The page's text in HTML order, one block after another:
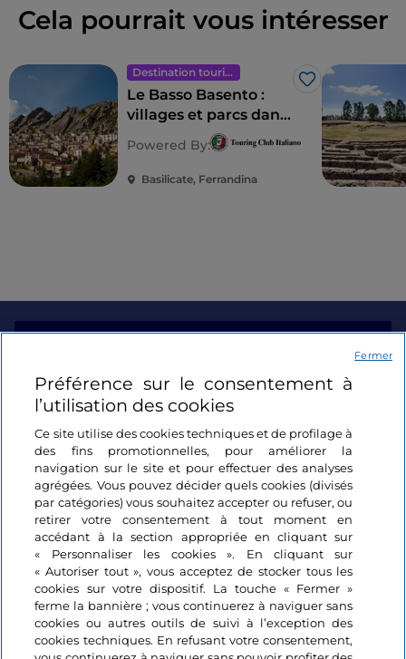
Cela pourrait vous intéresser
Destination touristique
J’aime
Le Basso Basento :
villages et parcs dans
l'arrière-pays de la
Basilicate
Powered By:
Basilicate, Ferrandina
Liens utiles
Se connecter
Suivez-nous
Préférence sur le consentement à
l’utilisation des cookies
Ce site utilise des cookies techniques et de profilage à
des fins promotionnelles, pour améliorer la
navigation sur le site et pour effectuer des analyses
agrégées. Vous pouvez décider quels cookies (divisés
par catégories) vous souhaitez accepter ou refuser, ou
retirer votre consentement à tout moment en
accédant à la section appropriée en cliquant sur
« Personnaliser les cookies ». En cliquant sur
« Autoriser tout », vous acceptez de stocker tous les
cookies sur votre dispositif. La touche « Fermer »
ferme la bannière ; vous continuerez à naviguer sans
cookies ou autres outils de suivi à l’exception des
cookies techniques. En refusant votre consentement,
Fermer